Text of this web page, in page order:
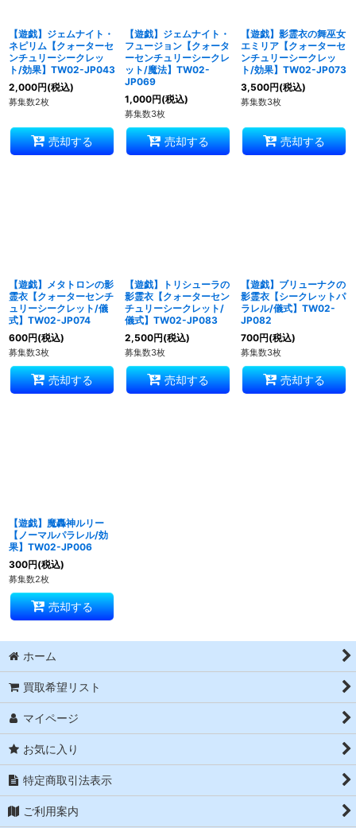
【遊戯】ジェムナイト・
ネピリム【クォーターセ
ンチュリーシークレッ
ト/効果】TW02-JP043
2,000円(税込)
募集数2枚
売却する
【遊戯】ジェムナイト・
フュージョン【クォータ
ーセンチュリーシークレ
ット/魔法】TW02-
JP069
1,000円(税込)
募集数3枚
売却する
【遊戯】影霊衣の舞巫女
エミリア【クォーターセ
ンチュリーシークレッ
ト/効果】TW02-JP073
3,500円(税込)
募集数3枚
売却する
【遊戯】メタトロンの影
霊衣【クォーターセンチ
ュリーシークレット/儀
式】TW02-JP074
600円(税込)
募集数3枚
売却する
【遊戯】トリシューラの
影霊衣【クォーターセン
チュリーシークレット/
儀式】TW02-JP083
2,500円(税込)
募集数3枚
売却する
【遊戯】ブリューナクの
影霊衣【シークレットパ
ラレル/儀式】TW02-
JP082
700円(税込)
募集数3枚
売却する
【遊戯】魔轟神ルリー
【ノーマルパラレル/効
果】TW02-JP006
300円(税込)
募集数2枚
売却する
ホーム
買取希望リスト
マイページ
お気に入り
特定商取引法表示
ご利用案内